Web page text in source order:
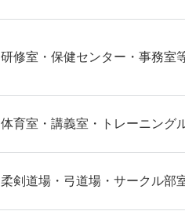
研修室・保健センター・事務室
体育室・講義室・トレーニング
柔剣道場・弓道場・サークル部